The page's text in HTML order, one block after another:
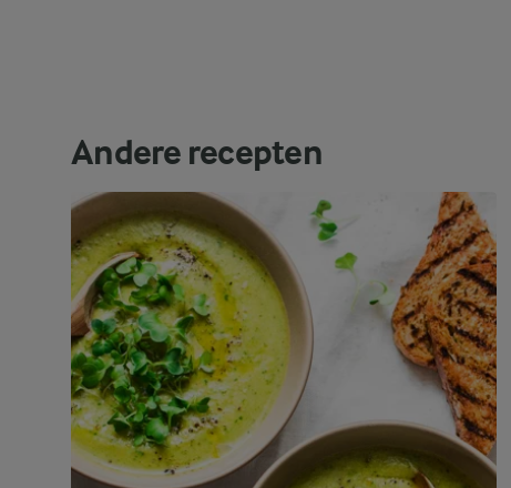
Andere recepten